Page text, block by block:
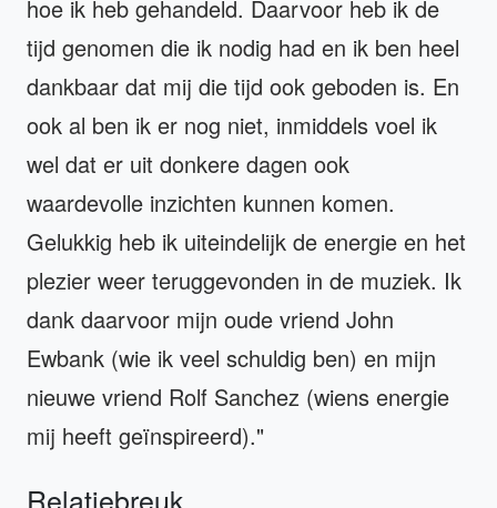
hoe ik heb gehandeld. Daarvoor heb ik de
tijd genomen die ik nodig had en ik ben heel
dankbaar dat mij die tijd ook geboden is. En
ook al ben ik er nog niet, inmiddels voel ik
wel dat er uit donkere dagen ook
waardevolle inzichten kunnen komen.
Gelukkig heb ik uiteindelijk de energie en het
plezier weer teruggevonden in de muziek. Ik
dank daarvoor mijn oude vriend John
Ewbank (wie ik veel schuldig ben) en mijn
nieuwe vriend Rolf Sanchez (wiens energie
mij heeft geïnspireerd)."
Relatiebreuk